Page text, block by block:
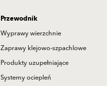
Przewodnik
Wyprawy wierzchnie
Zaprawy klejowo-szpachlowe
Produkty uzupełniające
Systemy ociepleń